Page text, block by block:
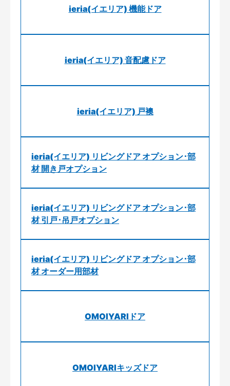
ieria(イエリア) 機能ドア
ieria(イエリア) 音配慮ドア
ieria(イエリア) 戸襖
ieria(イエリア) リビングドア オプション･部
材 開き戸オプション
ieria(イエリア) リビングドア オプション･部
材 引戸･吊戸オプション
ieria(イエリア) リビングドア オプション･部
材 オーダー用部材
OMOIYARIドア
OMOIYARIキッズドア